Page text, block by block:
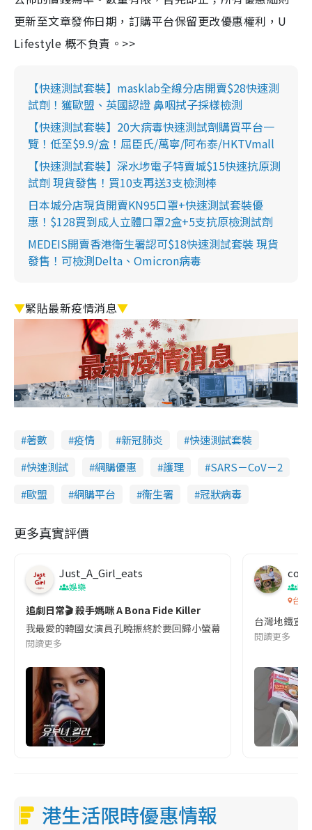
更新至文章發佈日期，訂購平台保留更改優惠權利，U
Lifestyle 概不負責。>>
【快速測試套裝】masklab全線分店開賣$28快速測
試劑！獲歐盟、英國認證 鼻咽拭子採樣檢測
【快速測試套裝】20大病毒快速測試劑購買平台一
覽！低至$9.9/盒！屈臣氏/萬寧/阿布泰/HKTVmall
【快速測試套裝】深水埗電子特賣城$15快速抗原測
試劑 現貨發售！買10支再送3支檢測棒
日本城分店現貨開賣KN95口罩+快速測試套裝優
惠！$128買到成人立體口罩2盒+5支抗原檢測試劑
MEDEIS開賣香港衛生署認可$18快速測試套裝 現貨
發售！可檢測Delta、Omicron病毒
▼緊貼最新疫情消息▼
著數 疫情 新冠肺炎
快速測試套裝
快速測試
網購優惠 護理
SARS－CoV－2
歐盟
網購平台 衞生署 冠狀病毒
更多真實評價
Just_A_Girl_eats
娛樂
追劇日常🎬 殺手媽咪 A Bona Fide Killer
我最愛的韓國女演員孔曉振終於要回歸小螢幕啦!這次的劇本改編
閱讀更多
co
吹
台灣
台灣地鐵宣
閱讀更多
港生活限時優惠情報